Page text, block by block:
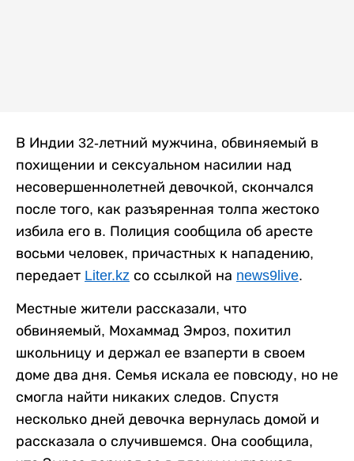
В Индии 32-летний мужчина, обвиняемый в
похищении и сексуальном насилии над
несовершеннолетней девочкой, скончался
после того, как разъяренная толпа жестоко
избила его в. Полиция сообщила об аресте
восьми человек, причастных к нападению,
передает Liter.kz со ссылкой на news9live.
Местные жители рассказали, что
обвиняемый, Мохаммад Эмроз, похитил
школьницу и держал ее взаперти в своем
доме два дня. Семья искала ее повсюду, но не
смогла найти никаких следов. Спустя
несколько дней девочка вернулась домой и
рассказала о случившемся. Она сообщила,